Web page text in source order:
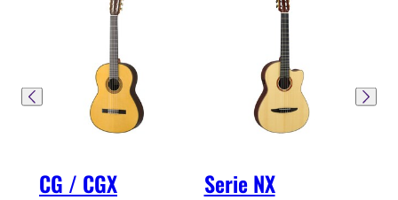
CG / CGX Serie NX